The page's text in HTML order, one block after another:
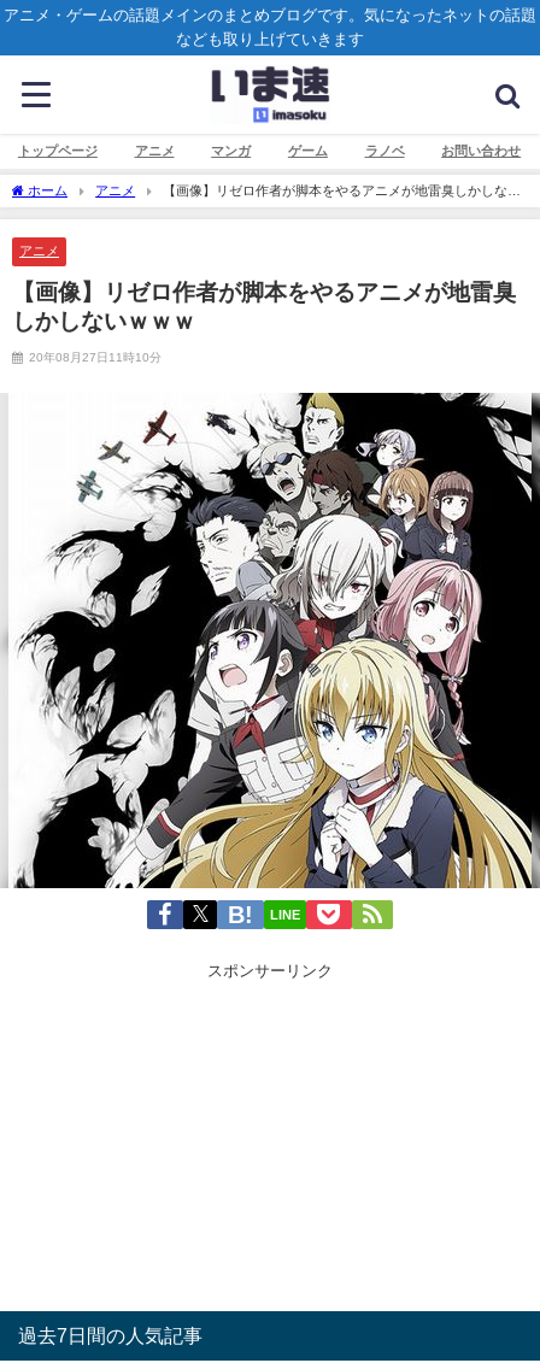
アニメ・ゲームの話題メインのまとめブログです。気になったネットの話題
なども取り上げていきます
トップページ アニメ マンガ ゲーム ラノベ お問い合わせ
ホーム アニメ
【画像】リゼロ作者が脚本をやるアニメが地雷臭しかしない
ｗｗｗ
アニメ
【画像】リゼロ作者が脚本をやるアニメが地雷臭
しかしないｗｗｗ
20年08月27日11時10分
LINE
スポンサーリンク
過去7日間の人気記事